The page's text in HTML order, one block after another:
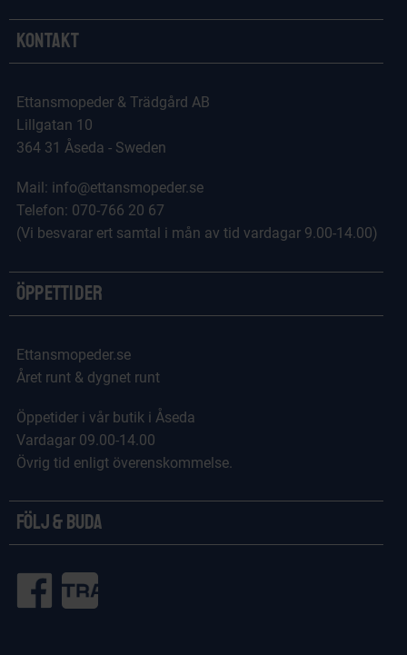
Kontakt
Ettansmopeder & Trädgård AB
Lillgatan 10
364 31 Åseda - Sweden
Mail: info@ettansmopeder.se
Telefon: 070-766 20 67
(Vi besvarar ert samtal i mån av tid vardagar 9.00-14.00)
Öppettider
Ettansmopeder.se
Året runt & dygnet runt
Öppetider i vår butik i Åseda
Vardagar 09.00-14.00
Övrig tid enligt överenskommelse.
Följ & Buda